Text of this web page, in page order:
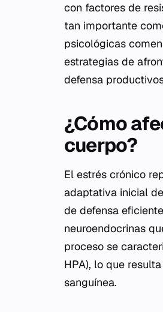
con factores de
tan importante
psicológicas
estrategias de
defensa
¿Cómo
cuerpo?
El estrés crónico
adaptativa inicial
de defensa
neuroendocrinas
proceso se
HPA), lo que
sanguínea.